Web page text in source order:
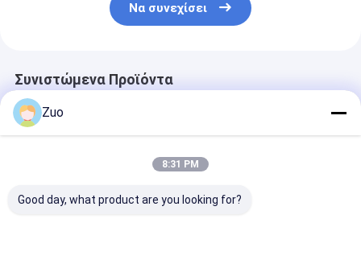
Να συνεχίσει
Συνιστώμενα Προϊόντα
Zuo
8:31 PM
Good day, what product are you looking for?